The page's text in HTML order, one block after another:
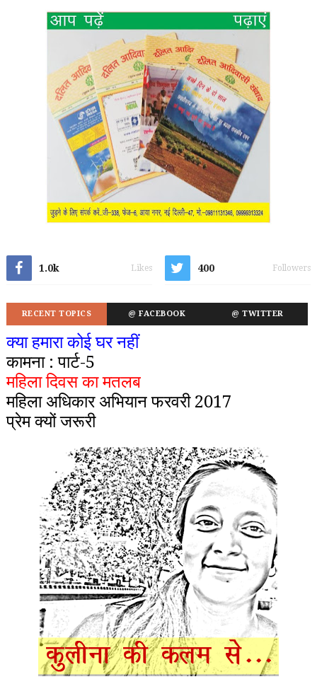
1.0k Likes 400 Followers
RECENT TOPICS @ FACEBOOK @ TWITTER
क्या हमारा कोई घर नहीं
कामना : पार्ट-5
महिला दिवस का मतलब
महिला अधिकार अभियान फरवरी 2017
प्रेम क्यों जरूरी